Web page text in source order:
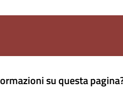
su questa